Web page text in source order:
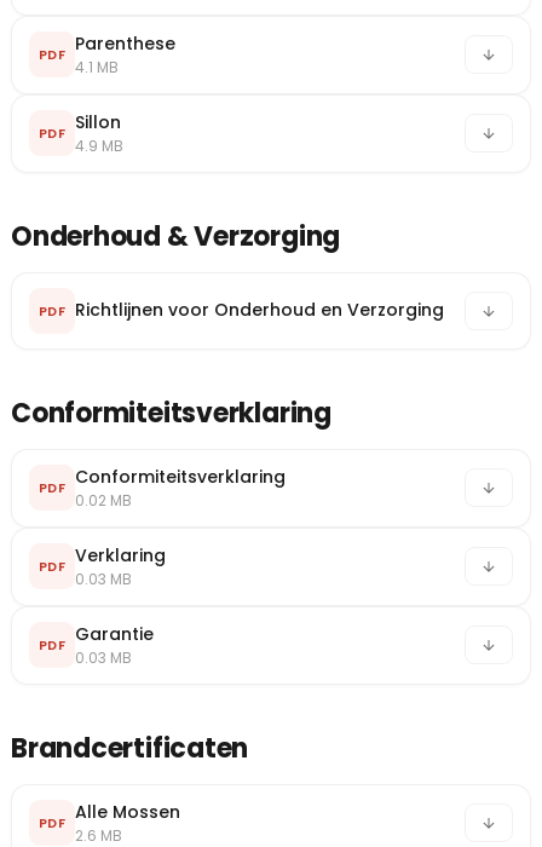
PDF Parenthese
4.1 MB
PDF Sillon
4.9 MB
Onderhoud & Verzorging
PDF Richtlijnen voor Onderhoud en Verzorging
Conformiteitsverklaring
PDF Conformiteitsverklaring
0.02 MB
PDF Verklaring
0.03 MB
PDF Garantie
0.03 MB
Brandcertificaten
PDF Alle Mossen
2.6 MB